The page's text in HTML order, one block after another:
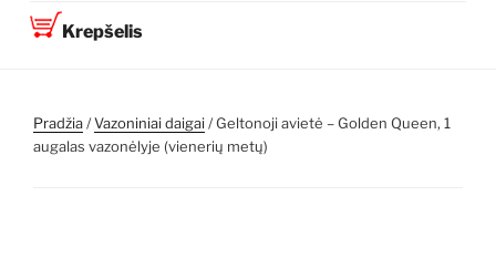
Krepšelis
Pradžia/Vazoniniai daigai / Geltonoji avietė – Golden Queen, 1
augalas vazonėlyje (vienerių metų)